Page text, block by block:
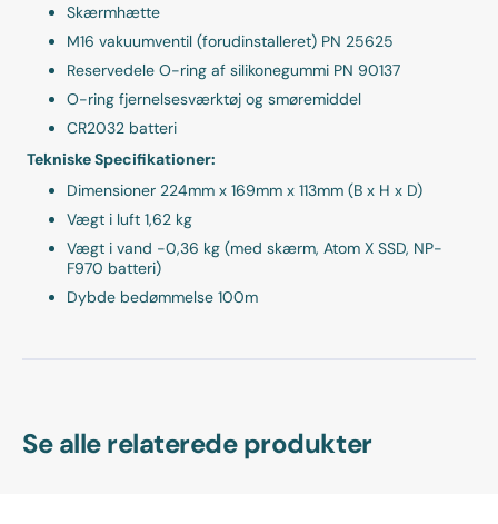
Skærmhætte
M16 vakuumventil (forudinstalleret) PN 25625
Reservedele O-ring af silikonegummi PN 90137
O-ring fjernelsesværktøj og smøremiddel
CR2032 batteri
Tekniske Specifikationer:
Dimensioner 224mm x 169mm x 113mm (B x H x D)
Vægt i luft 1,62 kg
Vægt i vand -0,36 kg (med skærm, Atom X SSD, NP-
F970 batteri)
Dybde bedømmelse 100m
Se alle relaterede produkter